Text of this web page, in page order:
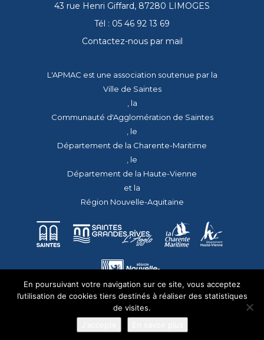
43 rue Henri Giffard, 87280 LIMOGES
Tél : 05 46 92 13 69
Contactez-nous par mail
L'APMAC est une association soutenue par la
Ville de Saintes
, la
Communauté d'Agglomération de Saintes
, le
Département de la Charente-Maritime
, le
Département de la Haute-Vienne
et la
Région Nouvelle-Aquitaine
© 2026 - Tous droits réservés - apmac.fr - réalisation :
En poursuivant votre navigation sur ce site, vous acceptez
l’utilisation de cookies tiers destinés à réaliser des statistiques
de visites.